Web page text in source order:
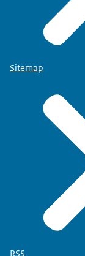
Sitemap
RSS